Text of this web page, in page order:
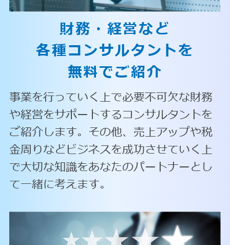
財務・経営など
各種コンサルタントを
無料でご紹介
事業を行っていく上で必要不可欠な財務
や経営をサポートするコンサルタントを
ご紹介します。その他、売上アップや税
金周りなどビジネスを成功させていく上
で大切な知識をあなたのパートナーとし
て一緒に考えます。